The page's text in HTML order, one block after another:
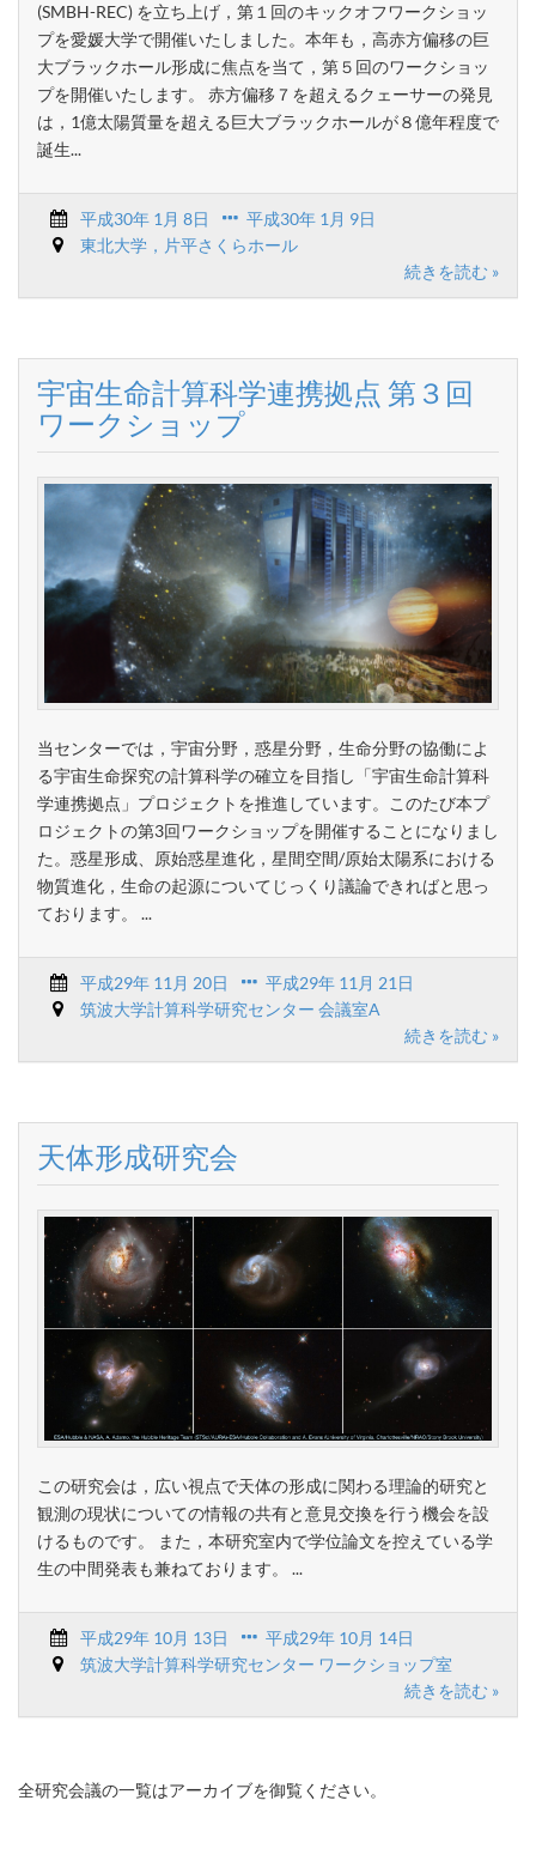
(SMBH-REC) を立ち上げ，第１回のキックオフワークショッ
プを愛媛大学で開催いたしました。本年も，高赤方偏移の巨
大ブラックホール形成に焦点を当て，第５回のワークショッ
プを開催いたします。 赤方偏移７を超えるクェーサーの発見
は，1億太陽質量を超える巨大ブラックホールが８億年程度で
誕生...
平成30年 1月 8日
平成30年 1月 9日
東北大学，片平さくらホール
続きを読む »
宇宙生命計算科学連携拠点 第３回
ワークショップ
当センターでは，宇宙分野，惑星分野，生命分野の協働によ
る宇宙生命探究の計算科学の確立を目指し「宇宙生命計算科
学連携拠点」プロジェクトを推進しています。このたび本プ
ロジェクトの第3回ワークショップを開催することになりまし
た。惑星形成、原始惑星進化，星間空間/原始太陽系における
物質進化，生命の起源についてじっくり議論できればと思っ
ております。 ...
平成29年 11月 20日
平成29年 11月 21日
筑波大学計算科学研究センター 会議室A
続きを読む »
天体形成研究会
この研究会は，広い視点で天体の形成に関わる理論的研究と
観測の現状についての情報の共有と意見交換を行う機会を設
けるものです。 また，本研究室内で学位論文を控えている学
生の中間発表も兼ねております。 ...
平成29年 10月 13日
平成29年 10月 14日
筑波大学計算科学研究センター ワークショップ室
続きを読む »
全研究会議の一覧はアーカイブを御覧ください。